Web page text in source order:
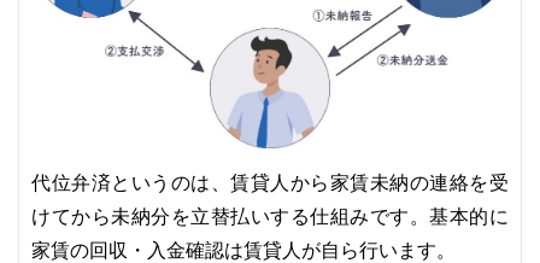
代位弁済というのは、賃貸人から家賃未納の連絡を受
けてから未納分を立替払いする仕組みです。基本的に
家賃の回収・入金確認は賃貸人が自ら行います。